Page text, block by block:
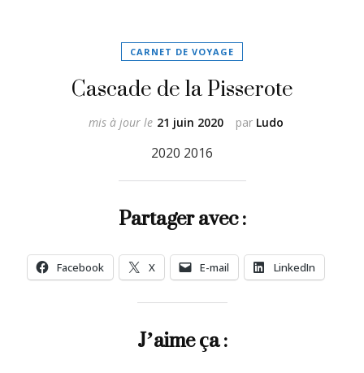
CARNET DE VOYAGE
Cascade de la Pisserote
par Ludo
mis à jour le 21 juin 2020
2020 2016
Partager avec :
Facebook X E-mail LinkedIn
J’aime ça :